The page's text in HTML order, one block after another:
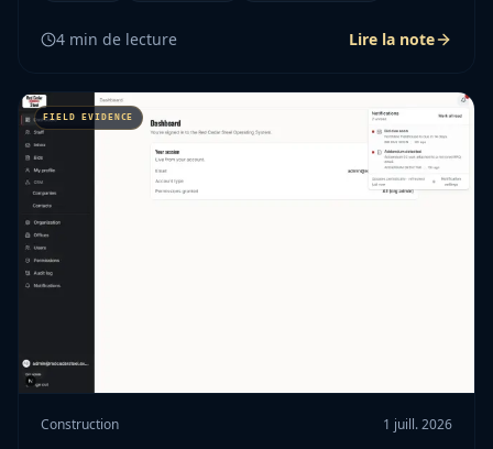
4 min de lecture Lire la note
Construction 1 juill. 2026